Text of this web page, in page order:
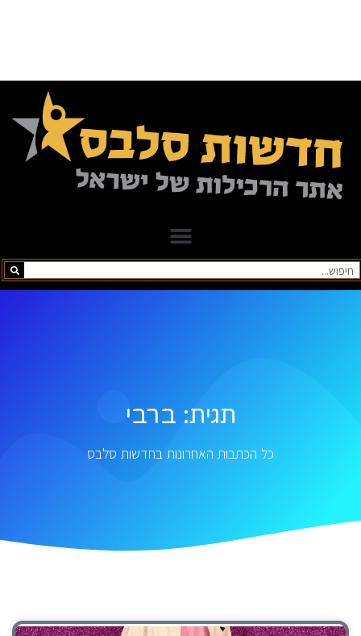
תגית: ברבי
כל הכתבות האחרונות בחדשות סלבס